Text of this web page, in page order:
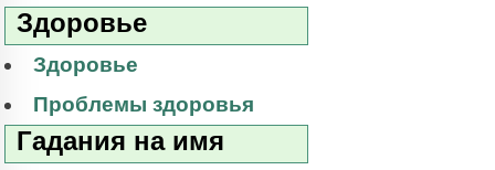
Здоровье
Здоровье
Проблемы здоровья
Гадания на имя